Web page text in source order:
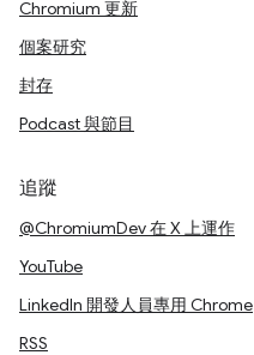
Chromium 更新
個案研究
封存
Podcast 與節目
追蹤
@ChromiumDev 在 X 上運作
YouTube
LinkedIn 開發人員專用 Chrome
RSS